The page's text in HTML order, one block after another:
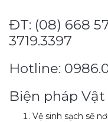
ĐT: (08) 668
3719.3397
Hotline:
Biện pháp Vật
Vệ sinh sạch sẽ